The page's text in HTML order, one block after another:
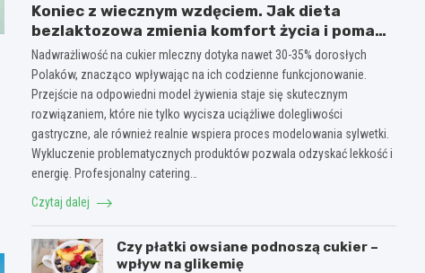
Koniec z wiecznym wzdęciem. Jak dieta
bezlaktozowa zmienia komfort życia i pomaga
w redukcji wagi?
Nadwrażliwość na cukier mleczny dotyka nawet 30-35% dorosłych
Polaków, znacząco wpływając na ich codzienne funkcjonowanie.
Przejście na odpowiedni model żywienia staje się skutecznym
rozwiązaniem, które nie tylko wycisza uciążliwe dolegliwości
gastryczne, ale również realnie wspiera proces modelowania sylwetki.
Wykluczenie problematycznych produktów pozwala odzyskać lekkość i
energię. Profesjonalny catering…
Czytaj dalej
Czy płatki owsiane podnoszą cukier –
wpływ na glikemię